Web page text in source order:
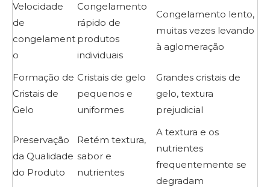
Velocidade
de
congelament
o
Congelamento
rápido de
produtos
individuais
Congelamento lento,
muitas vezes levando
à aglomeração
Formação de
Cristais de
Gelo
Cristais de gelo
pequenos e
uniformes
Grandes cristais de
gelo, textura
prejudicial
Preservação
da Qualidade
do Produto
Retém textura,
sabor e
nutrientes
A textura e os
nutrientes
frequentemente se
degradam